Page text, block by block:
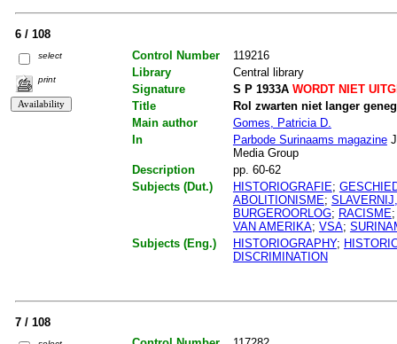
6 / 108
select
print
Control Number
119216
Library
Central library
Signature
S P 1933AWORDT NIET
Title
Rol zwarten niet langer
Main author
Gomes, Patricia D.
In
Parbode Surinaams magazine
Media Group
Description
pp. 60-62
Subjects (Dut.)
HISTORIOGRAFIE;
ABOLITIONISME;
BURGEROORLOG; RACISME
VAN AMERIKA; VSA;
Subjects (Eng.)
HISTORIOGRAPHY;
DISCRIMINATION
7 / 108